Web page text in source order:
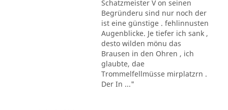
Schatzmeister V on seinen
Begründeru sind nur noch der
ist eine günstige . fehlinnusten
Augenblicke. Je tiefer ich sank ,
desto wilden mönu das
Brausen in den Ohren , ich
glaubte, dae
Trommelfellmüsse mirplatzrn .
Der In ..."